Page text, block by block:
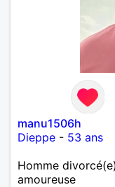
manu1506h
Dieppe - 53 ans
Homme
amoureuse